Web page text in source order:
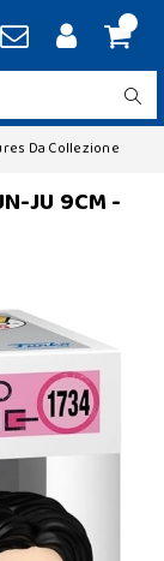
Da Collezione
JU 9CM -